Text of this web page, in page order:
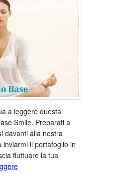
a leggere questa
Smile. Preparati a
davanti alla nostra
il portafoglio in
fluttuare la tua